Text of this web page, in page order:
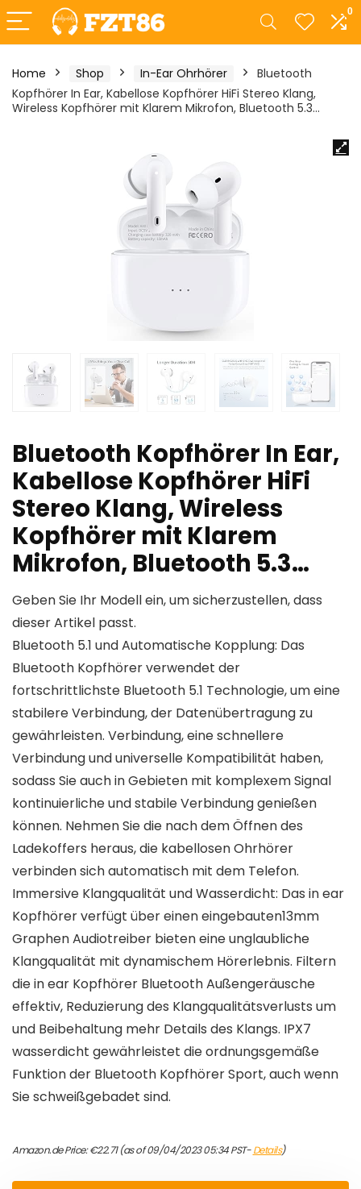
0
Home Shop In-Ear Ohrhörer
Bluetooth
Kopfhörer In Ear, Kabellose Kopfhörer HiFi Stereo Klang,
Wireless Kopfhörer mit Klarem Mikrofon, Bluetooth 5.3…
Bluetooth Kopfhörer In Ear,
Kabellose Kopfhörer HiFi
Stereo Klang, Wireless
Kopfhörer mit Klarem
Mikrofon, Bluetooth 5.3…
Geben Sie Ihr Modell ein, um sicherzustellen, dass
dieser Artikel passt.
Bluetooth 5.1 und Automatische Kopplung: Das
Bluetooth Kopfhörer verwendet der
fortschrittlichste Bluetooth 5.1 Technologie, um eine
stabilere Verbindung, der Datenübertragung zu
gewährleisten. Verbindung, eine schnellere
Verbindung und universelle Kompatibilität haben,
sodass Sie auch in Gebieten mit komplexem Signal
kontinuierliche und stabile Verbindung genießen
können. Nehmen Sie die nach dem Öffnen des
Ladekoffers heraus, die kabellosen Ohrhörer
verbinden sich automatisch mit dem Telefon.
Immersive Klangqualität und Wasserdicht: Das in ear
Kopfhörer verfügt über einen eingebauten13mm
Graphen Audiotreiber bieten eine unglaubliche
Klangqualität mit dynamischem Hörerlebnis. Filtern
die in ear Kopfhörer Bluetooth Außengeräusche
effektiv, Reduzierung des Klangqualitätsverlusts um
und Beibehaltung mehr Details des Klangs. IPX7
wasserdicht gewährleistet die ordnungsgemäße
Funktion der Bluetooth Kopfhörer Sport, auch wenn
Sie schweißgebadet sind.
Amazon.de Price:€22.71(as of 09/04/2023 05:34 PST-Details)